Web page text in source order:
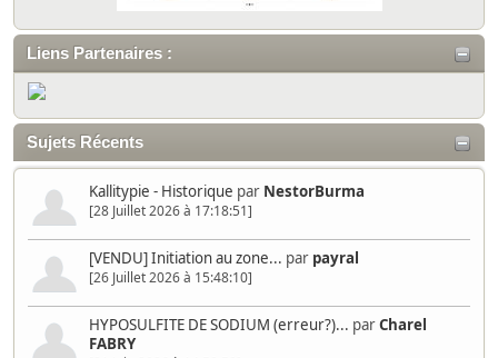
Liens Partenaires :
Sujets Récents
Kallitypie - Historique par NestorBurma
[28 Juillet 2026 à 17:18:51]
[VENDU] Initiation au zone... par payral
[26 Juillet 2026 à 15:48:10]
HYPOSULFITE DE SODIUM (erreur?)... parCharel
FABRY